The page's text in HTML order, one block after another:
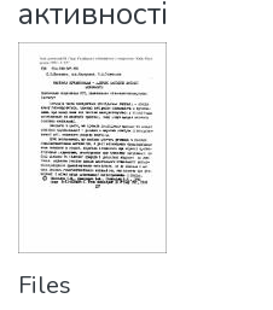
активності
Files